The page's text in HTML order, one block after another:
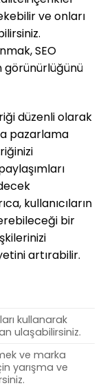
ve onları
SEO
görünürlüğünü
düzenli olarak
pazarlama
kullanıcıların
bir
artırabilir.
kullanarak
ulaşabilirsiniz.
ve marka
yarışma ve